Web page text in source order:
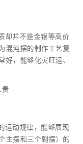
却并不是金银等高价
混沌摆的制作工艺复
好，能够化灾旺运、
运动规律，能够展现
主摆和三个副摆）的